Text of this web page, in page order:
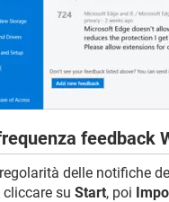
feedback
delle notifiche
cliccare su Start, poi